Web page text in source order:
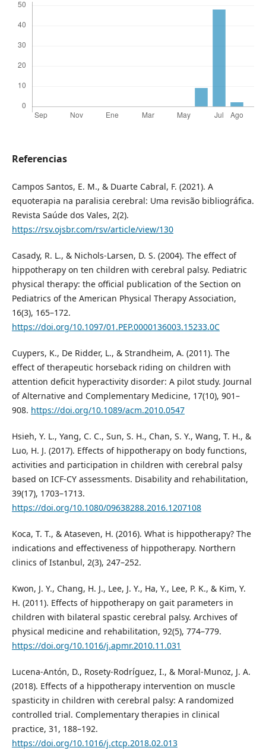
Referencias
Campos Santos, E. M., & Duarte Cabral, F. (2021). A
equoterapia na paralisia cerebral: Uma revisão bibliográfica.
Revista Saúde dos Vales, 2(2).
https://rsv.ojsbr.com/rsv/article/view/130
Casady, R. L., & Nichols-Larsen, D. S. (2004). The effect of
hippotherapy on ten children with cerebral palsy. Pediatric
physical therapy: the official publication of the Section on
Pediatrics of the American Physical Therapy Association,
16(3), 165–172.
https://doi.org/10.1097/01.PEP.0000136003.15233.0C
Cuypers, K., De Ridder, L., & Strandheim, A. (2011). The
effect of therapeutic horseback riding on children with
attention deficit hyperactivity disorder: A pilot study. Journal
of Alternative and Complementary Medicine, 17(10), 901–
908. https://doi.org/10.1089/acm.2010.0547
Hsieh, Y. L., Yang, C. C., Sun, S. H., Chan, S. Y., Wang, T. H., &
Luo, H. J. (2017). Effects of hippotherapy on body functions,
activities and participation in children with cerebral palsy
based on ICF-CY assessments. Disability and rehabilitation,
39(17), 1703–1713.
https://doi.org/10.1080/09638288.2016.1207108
Koca, T. T., & Ataseven, H. (2016). What is hippotherapy? The
indications and effectiveness of hippotherapy. Northern
clinics of Istanbul, 2(3), 247–252.
Kwon, J. Y., Chang, H. J., Lee, J. Y., Ha, Y., Lee, P. K., & Kim, Y.
H. (2011). Effects of hippotherapy on gait parameters in
children with bilateral spastic cerebral palsy. Archives of
physical medicine and rehabilitation, 92(5), 774–779.
https://doi.org/10.1016/j.apmr.2010.11.031
Lucena-Antón, D., Rosety-Rodríguez, I., & Moral-Munoz, J. A.
(2018). Effects of a hippotherapy intervention on muscle
spasticity in children with cerebral palsy: A randomized
controlled trial. Complementary therapies in clinical
practice, 31, 188–192.
https://doi.org/10.1016/j.ctcp.2018.02.013